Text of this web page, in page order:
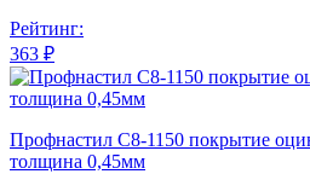
Рейтинг:
363 ₽
Профнастил С8-1150 покрытие
толщина 0,45мм